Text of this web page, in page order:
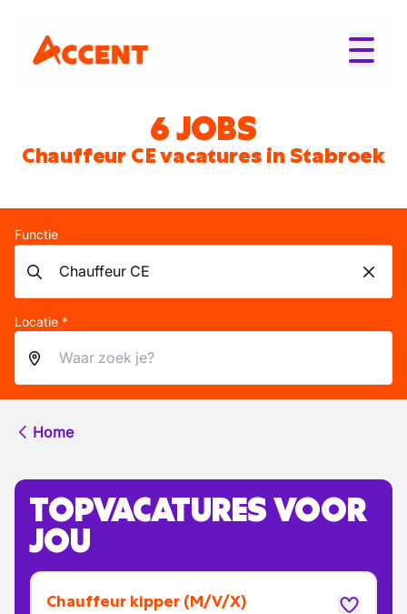
6 JOBS
Chauffeur CE vacatures in Stabroek
Functie
Locatie *
Home
TOPVACATURES VOOR
JOU
Chauffeur kipper (M/V/X)